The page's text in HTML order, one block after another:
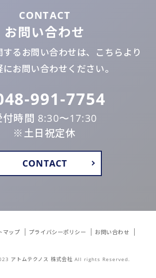
CONTACT
お問い合わせ
るお問い合わせは、こちらより
にお問い合わせください。
991-7754
付時間 8:30〜17:30
※土日祝定休
CONTACT
マップ プライバシーポリシー お問い合わせ
アトムテクノス 株式会社 All rights Reserved.